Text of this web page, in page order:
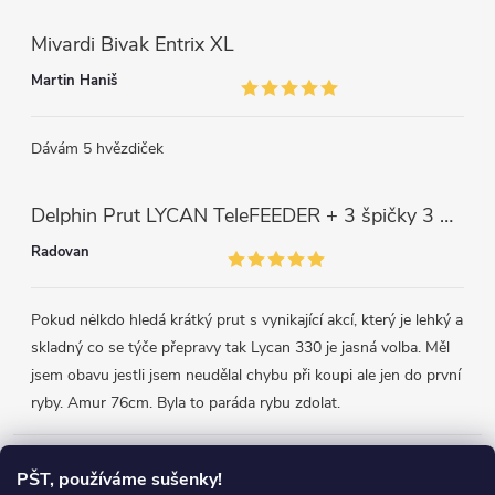
PŠT, používáme sušenky!
Mivardi Bivak Entrix XL
Martin Haniš
Dávám 5 hvězdiček
Delphin Prut LYCAN TeleFEEDER + 3 špičky 3 m, 80 g
Radovan
Pokud nėlkdo hledá krátký prut s vynikající akcí, který je lehký a
skladný co se týče přepravy tak Lycan 330 je jasná volba. Měl
jsem obavu jestli jsem neudělal chybu při koupi ale jen do první
ryby. Amur 76cm. Byla to paráda rybu zdolat.
Přijímáme online platby